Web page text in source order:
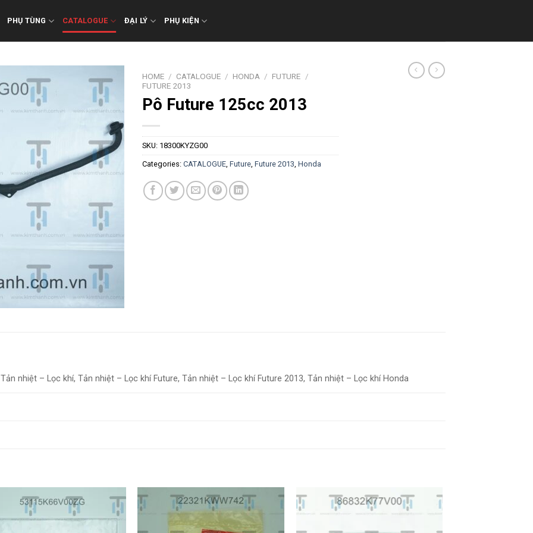
PHỤ TÙNG CATALOGUE ĐẠI LÝ PHỤ KIỆN
HOME / CATALOGUE / HONDA / FUTURE /
FUTURE 2013
Pô Future 125cc 2013
SKU: 18300KYZG00
Categories: CATALOGUE Future Future 2013 Honda
nhiệt – Lọc khí, Tản nhiệt – Lọc khí Future, Tản nhiệt – Lọc khí Future 2013, Tản nhiệt – Lọc khí Honda